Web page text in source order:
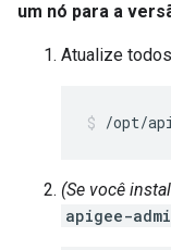
um nó para a
Atualize
/opt/
(Se você
apigee-